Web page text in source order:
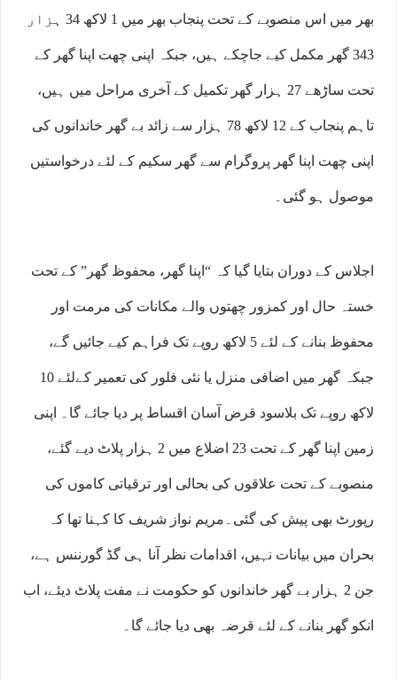
بھر میں اس منصوبے کے تحت پنجاب بھر میں 1 لاکھ 34 ہزار
343 گھر مکمل کیے جاچکے ہیں، جبکہ اپنی چھت اپنا گھر کے
تحت ساڑھے 27 ہزار گھر تکمیل کے آخری مراحل میں ہیں،
تاہم پنجاب کے 12 لاکھ 78 ہزار سے زائد بے گھر خاندانوں کی
اپنی چھت اپنا گھر پروگرام سے گھر سکیم کے لئے درخواستیں
موصول ہو گئی۔
اجلاس کے دوران بتایا گیا کہ “اپنا گھر، محفوظ گھر” کے تحت
خستہ حال اور کمزور چھتوں والے مکانات کی مرمت اور
محفوظ بنانے کے لئے 5 لاکھ روپے تک فراہم کیے جائیں گے،
جبکہ گھر میں اضافی منزل یا نئی فلور کی تعمیر کےلئے 10
لاکھ روپے تک بلاسود قرض آسان اقساط پر دیا جائے گا۔ اپنی
زمین اپنا گھر کے تحت 23 اضلاع میں 2 ہزار پلاٹ دیے گئے،
منصوبے کے تحت علاقوں کی بحالی اور ترقیاتی کاموں کی
رپورٹ بھی پیش کی گئی۔مریم نواز شریف کا کہنا تھا کہ
بحران میں بیانات نہیں، اقدامات نظر آنا ہی گڈ گورننس ہے،
جن 2 ہزار بے گھر خاندانوں کو حکومت نے مفت پلاٹ دیئے، اب
انکو گھر بنانے کے لئے قرضہ بھی دیا جائے گا۔